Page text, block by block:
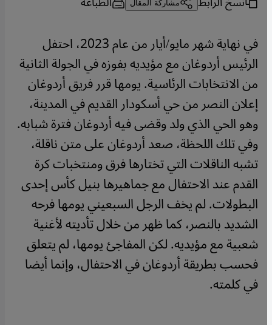
مشاركة المقال
في نهاية شهر مايو/أيار من عام 2023، احتفل
الرئيس أردوغان مع مؤيديه بفوزه في الجولة الثانية
من الانتخابات الرئاسية. يومها قرر فريق أردوغان
إعلان النصر من حي أسكودار القديم في المدينة،
وهو الحي الذي ولد وقضى فيه أردوغان فترة شبابه.
وفي تلك اللحظة، صعد أردوغان على متن ناقلة،
تشبه الناقلات التي تختارها فرق ومنتخبات كرة
القدم عند الاحتفال مع جماهيرها بنيل كأس إحدى
البطولات. لم يخف الرجل السبعيني يومها فرحه
الشديد بالنصر، كما ظهر من خلال تأديته لأغنية
شعبية مع مؤيديه. لكن المفاجئ يومها، لم يتعلق
فحسب بطريقة أردوغان في الاحتفال، وإنما أيضا
في كلمته.